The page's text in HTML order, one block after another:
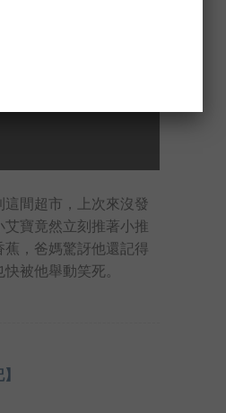
這間超市，上次來沒發
寶竟然立刻推著小推
，爸媽驚訝他還記得
被他舉動笑死。